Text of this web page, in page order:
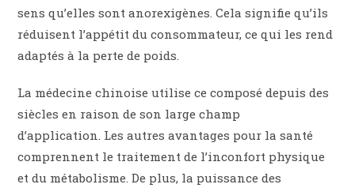
sens qu’elles sont anorexigènes. Cela signifie qu’ils
réduisent l’appétit du consommateur, ce qui les rend
adaptés à la perte de poids.
La médecine chinoise utilise ce composé depuis des
siècles en raison de son large champ
d’application. Les autres avantages pour la santé
comprennent le traitement de l’inconfort physique
et du métabolisme. De plus, la puissance des